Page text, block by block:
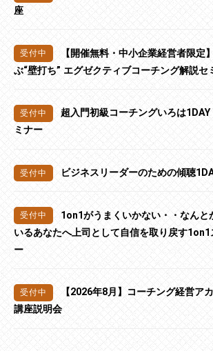
座
【開催無料・中小企業経営者限定
ぶ“壁打ち” エグゼクティブコーチング解説セ
超入門初級コーチングいろは
ミナー
ビジネスリーダーのための傾聴
1on1がうまくいかない・・なんと
いるあなたへ上司として自信を取り戻す
ー
【2026年8月】コーチング経営ア
講座説明会